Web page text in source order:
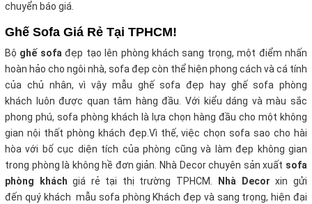
chuyển báo giá.
Ghế Sofa Giá Rẻ Tại TPHCM!
Bộ ghế sofađẹp tạo lên phòng khách sang trọng, một điểm nhấn
hoàn hảo cho ngôi nhà, sofa đẹp còn thể hiện phong cách và cá tính
của chủ nhân, vì vậy mẫu ghế sofa đẹp hay ghế sofa phòng
khách luôn được quan tâm hàng đầu. Với kiểu dáng và màu sắc
phong phú, sofa phòng khách là lựa chọn hàng đầu cho một không
gian nội thất phòng khách đẹp.Vì thế, việc chọn sofa sao cho hài
hòa với bố cục diện tích của phòng cũng và làm đẹp không gian
trong phòng là không hề đơn giản. Nhà Decor chuyên sản xuất sofa
phòng khách giá rẻ tại thị trường TPHCM. Nhà Decor xin gửi
đến quý khách mẫu sofa phòng Khách đẹp và sang trọng, hiện đại